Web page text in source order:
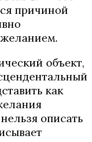
причиной
объект,
как
описать